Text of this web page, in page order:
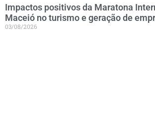
Impactos positivos da Maratona
Maceió no turismo e geração de
03/08/2026